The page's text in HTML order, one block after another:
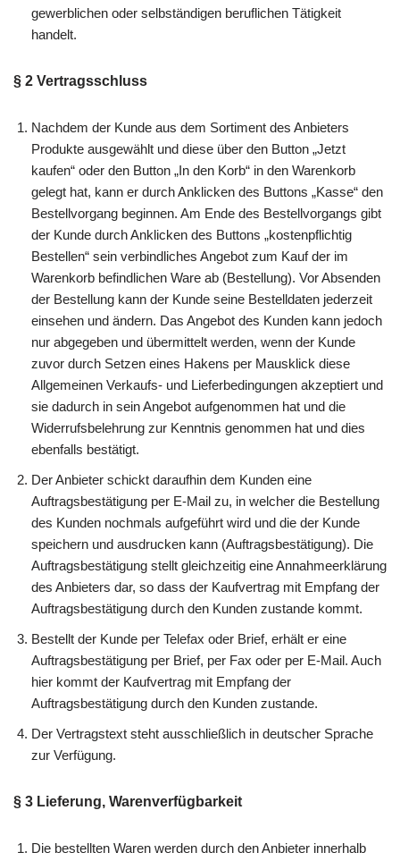
gewerblichen oder selbständigen beruflichen Tätigkeit
handelt.
§ 2 Vertragsschluss
Nachdem der Kunde aus dem Sortiment des Anbieters
Produkte ausgewählt und diese über den Button „Jetzt
kaufen“ oder den Button „In den Korb“ in den Warenkorb
gelegt hat, kann er durch Anklicken des Buttons „Kasse“ den
Bestellvorgang beginnen. Am Ende des Bestellvorgangs gibt
der Kunde durch Anklicken des Buttons „kostenpflichtig
Bestellen“ sein verbindliches Angebot zum Kauf der im
Warenkorb befindlichen Ware ab (Bestellung). Vor Absenden
der Bestellung kann der Kunde seine Bestelldaten jederzeit
einsehen und ändern. Das Angebot des Kunden kann jedoch
nur abgegeben und übermittelt werden, wenn der Kunde
zuvor durch Setzen eines Hakens per Mausklick diese
Allgemeinen Verkaufs- und Lieferbedingungen akzeptiert und
sie dadurch in sein Angebot aufgenommen hat und die
Widerrufsbelehrung zur Kenntnis genommen hat und dies
ebenfalls bestätigt.
Der Anbieter schickt daraufhin dem Kunden eine
Auftragsbestätigung per E-Mail zu, in welcher die Bestellung
des Kunden nochmals aufgeführt wird und die der Kunde
speichern und ausdrucken kann (Auftragsbestätigung). Die
Auftragsbestätigung stellt gleichzeitig eine Annahmeerklärung
des Anbieters dar, so dass der Kaufvertrag mit Empfang der
Auftragsbestätigung durch den Kunden zustande kommt.
Bestellt der Kunde per Telefax oder Brief, erhält er eine
Auftragsbestätigung per Brief, per Fax oder per E-Mail. Auch
hier kommt der Kaufvertrag mit Empfang der
Auftragsbestätigung durch den Kunden zustande.
Der Vertragstext steht ausschließlich in deutscher Sprache
zur Verfügung.
§ 3 Lieferung, Warenverfügbarkeit
Die bestellten Waren werden durch den Anbieter innerhalb